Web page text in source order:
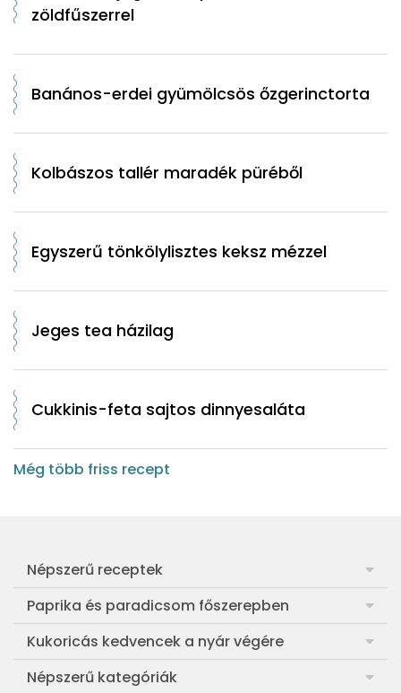
zöldfűszerrel
Banános-erdei gyümölcsös őzgerinctorta
Kolbászos tallér maradék püréből
Egyszerű tönkölylisztes keksz mézzel
Jeges tea házilag
Cukkinis-feta sajtos dinnyesaláta
Még több friss recept
Népszerű receptek
Frankfurti leves
Egyszerű muffin
Aranygaluska
Paprika és paradicsom főszerepben
Pan con Tomate
Paradicsom és paprika eltevése télre
Kukoricás kedvencek a nyár végére
Legfinomabb főtt kukorica
Népszerű kategóriák